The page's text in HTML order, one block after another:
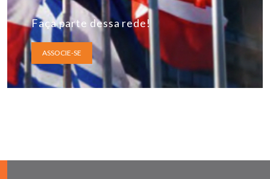
Faça parte dessa rede!
ASSOCIE-SE